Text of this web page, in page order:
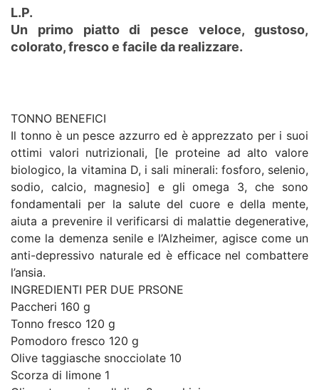
L.P.
Un primo piatto di pesce veloce, gustoso,
colorato, fresco e facile da realizzare.
TONNO BENEFICI
Il tonno è un pesce azzurro ed è apprezzato per i suoi
ottimi valori nutrizionali, [le proteine ad alto valore
biologico, la vitamina D, i sali minerali: fosforo, selenio,
sodio, calcio, magnesio] e gli omega 3, che sono
fondamentali per la salute del cuore e della mente,
aiuta a prevenire il verificarsi di malattie degenerative,
come la demenza senile e l’Alzheimer, agisce come un
anti-depressivo naturale ed è efficace nel combattere
l’ansia.
INGREDIENTI PER DUE PRSONE
Paccheri 160 g
Tonno fresco 120 g
Pomodoro fresco 120 g
Olive taggiasche snocciolate 10
Scorza di limone 1